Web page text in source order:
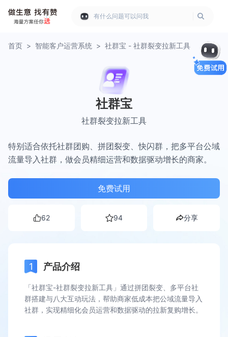
有什么问题可以问我
首页 > 智能客户运营系统 > 社群宝 - 社群裂变拉新工具
社群宝
社群裂变拉新工具
特别适合依托社群团购、拼团裂变、快闪群，把多平台公域
流量导入社群，做会员精细运营和数据驱动增长的商家。
免费试用
62 94 分享
产品介绍
「社群宝-社群裂变拉新工具」通过拼团裂变、多平台社
群搭建与八大互动玩法，帮助商家低成本把公域流量导入
社群，实现精细化会员运营和数据驱动的拉新复购增长。